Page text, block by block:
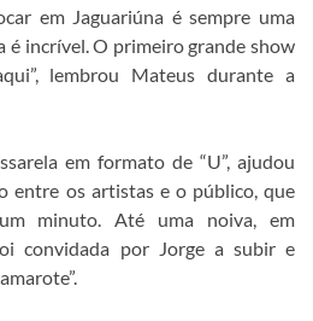
em Jaguariúna é sempre uma
é incrível. O primeiro grande show
lembrou Mateus durante a
em formato de “U”, ajudou
entre os artistas e o público, que
minuto. Até uma noiva, em
convidada por Jorge a subir e